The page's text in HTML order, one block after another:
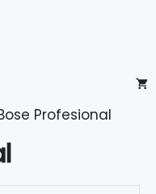
Profesional